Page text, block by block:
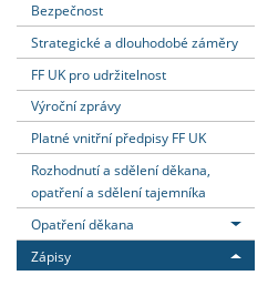
Bezpečnost
Strategické a dlouhodobé záměry
FF UK pro udržitelnost
Výroční zprávy
Platné vnitřní předpisy FF UK
Rozhodnutí a sdělení děkana,
opatření a sdělení tajemníka
Opatření děkana
Zápisy